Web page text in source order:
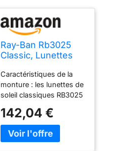
Ray-Ban Rb3025
Classic, Lunettes
Gris
métallisé/dégradé
de Gris, 58 mm
Caractéristiques de la
monture : les lunettes de
soleil classiques RB3025
aviateur, d'une monture
bronze et de verres
dégradés gris. Protection
142,04 €